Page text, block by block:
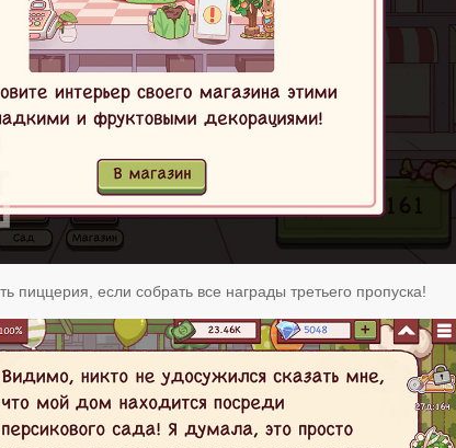
пиццерия, если собрать все награды третьего пропуска!